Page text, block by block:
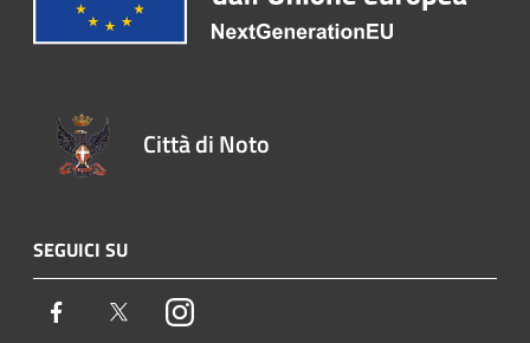
Città di Noto
SEGUICI SU
Facebook TwitterInstagram